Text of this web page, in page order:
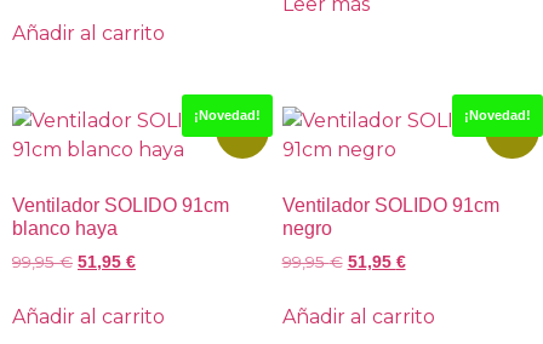
Añadir al carrito
¡Novedad!
Ventilador SOLIDO 91cm
blanco haya
99,95€ 51,95 €
Añadir al carrito
¡Novedad!
Ventilador SOLIDO 91cm
negro
99,95€ 51,95 €
Añadir al carrito